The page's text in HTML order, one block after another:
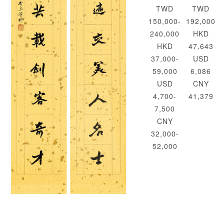
TWD
150,000-
240,000
HKD
37,000-
59,000
USD
4,700-
7,500
CNY
32,000-
52,000
TWD
192,000
HKD
47,643
USD
6,086
CNY
41,379